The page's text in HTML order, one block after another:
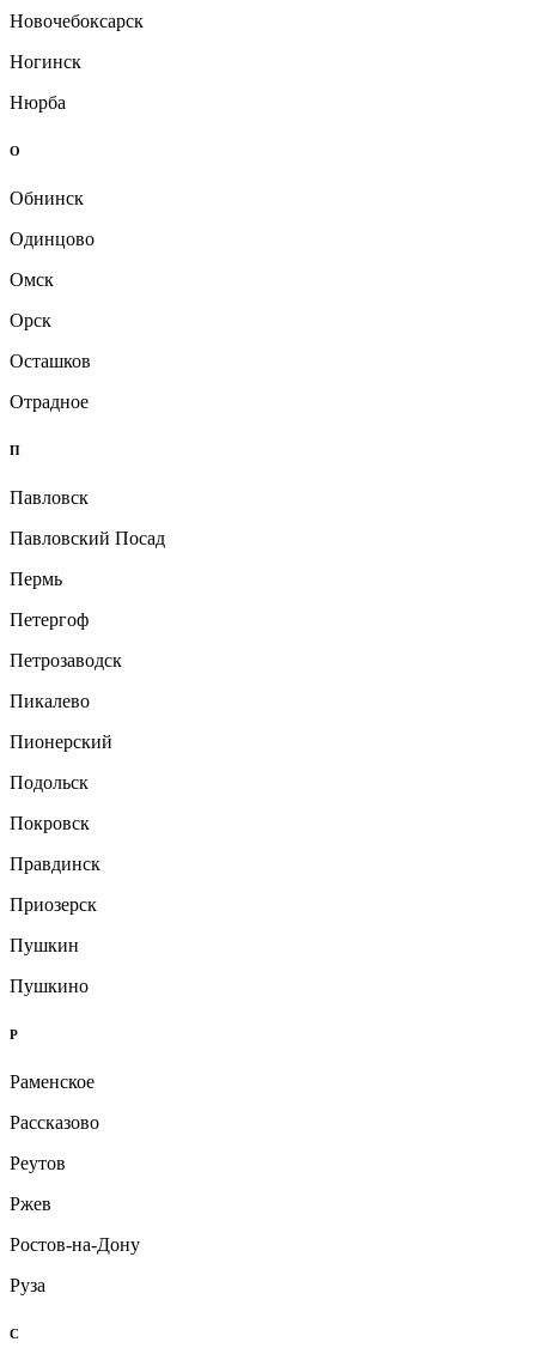
Новочебоксарск
Ногинск
Нюрба
О
Обнинск
Одинцово
Омск
Орск
Осташков
Отрадное
П
Павловск
Павловский Посад
Пермь
Петергоф
Петрозаводск
Пикалево
Пионерский
Подольск
Покровск
Правдинск
Приозерск
Пушкин
Пушкино
Р
Раменское
Рассказово
Реутов
Ржев
Ростов-на-Дону
Руза
С